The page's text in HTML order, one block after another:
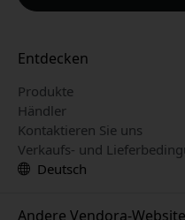
Entdecken
Produkte
Händler
Kontaktieren Sie uns
Verkaufs- und
Deutsch
Andere Vendora-